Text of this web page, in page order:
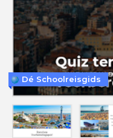
Dé Schoolreisgids